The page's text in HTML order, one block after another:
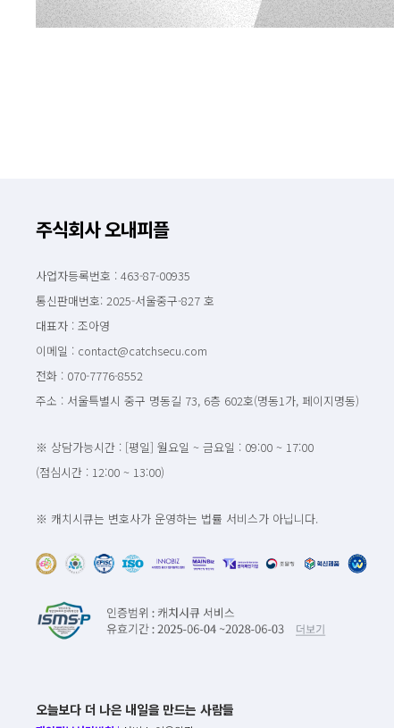
주식회사 오내피플
사업자등록번호 : 463-87-00935
통신판매번호: 2025-서울중구-827 호
대표자 : 조아영
이메일 : contact@catchsecu.com
전화 : 070-7776-8552
주소 : 서울특별시 중구 명동길 73, 6층 602호(명동1가, 페이지명동)
※ 상담가능시간 : [평일] 월요일 ~ 금요일 : 09:00 ~ 17:00
(점심시간 : 12:00 ~ 13:00)
※ 캐치시큐는 변호사가 운영하는 법률 서비스가 아닙니다.
오늘보다 더 나은 내일을 만드는 사람들